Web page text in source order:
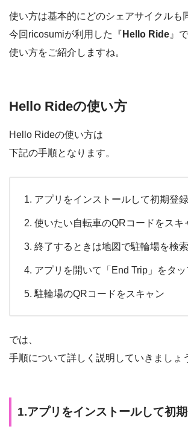
使い方は基本的にどのシェアサイクルも
今回ricosumiが利用した『 Hello Ride 』で
使い方をご紹介しますね。
Hello Rideの使い方
Hello Rideの使い方は
下記の手順となります。
アプリをインストールして初期登
使いたい自転車のQRコードをスキ
終了するときは地図で駐輪場を検索
アプリを開いて「End Trip」をタ
駐輪場のQRコードをスキャン
では、
手順について詳しく説明していきましょ
1.アプリをインストールして初